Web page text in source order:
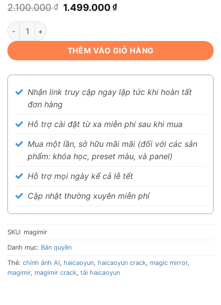
2.100.000₫ Giá
1.499.000 ₫Giá
1.499.000 ₫.
Key kích hoạt 1 năm phần mềm Magimir (Haicaoyun) vào tài
THÊM VÀO GIỎ HÀNG
Nhận link truy cập ngay lập tức khi hoàn tất
đơn hàng
Hỗ trợ cài đặt từ xa miễn phí sau khi mua
Mua một lần, sở hữu mãi mãi (đối với các sản
phẩm: khóa học, preset màu, và panel)
Hỗ trợ mọi ngày kể cả lễ tết
Cập nhật thường xuyên miễn phí
SKU: magimir
Danh mục: Bản quyền
Thẻ: chỉnh ảnh AI, haicaoyun, haicaoyun crack, magic mirror,
magimir, magimir crack, tải haicaoyun